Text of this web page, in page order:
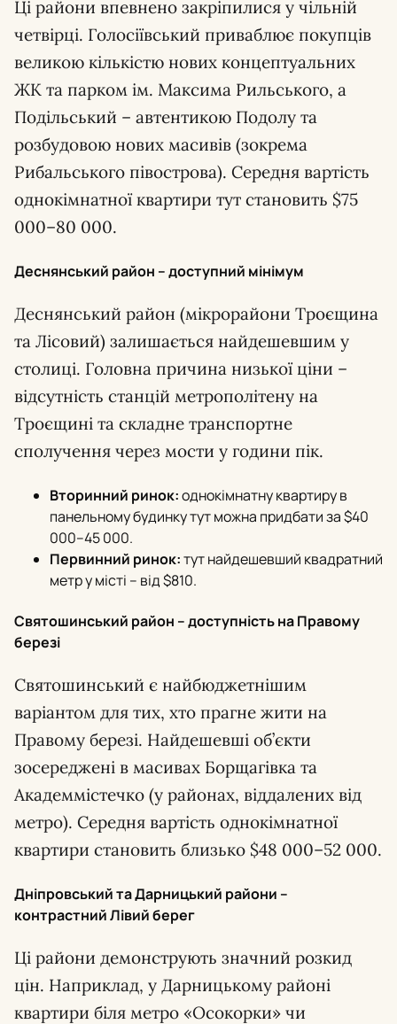
Ці райони впевнено закріпилися у чільній
четвірці. Голосіївський приваблює покупців
великою кількістю нових концептуальних
ЖК та парком ім. Максима Рильського, а
Подільський – автентикою Подолу та
розбудовою нових масивів (зокрема
Рибальського півострова). Середня вартість
однокімнатної квартири тут становить $75
000–80 000.
Деснянський район – доступний мінімум
Деснянський район (мікрорайони Троєщина
та Лісовий) залишається найдешевшим у
столиці. Головна причина низької ціни –
відсутність станцій метрополітену на
Троєщині та складне транспортне
сполучення через мости у години пік.
Вторинний ринок:однокімнатну квартиру в
панельному будинку тут можна придбати за $40
000–45 000.
Первинний ринок:тут найдешевший квадратний
метр у місті – від $810.
Святошинський район – доступність на Правому
березі
Святошинський є найбюджетнішим
варіантом для тих, хто прагне жити на
Правому березі. Найдешевші об’єкти
зосереджені в масивах Борщагівка та
Академмістечко (у районах, віддалених від
метро). Середня вартість однокімнатної
квартири становить близько $48 000–52 000.
Дніпровський та Дарницький райони –
контрастний Лівий берег
Ці райони демонструють значний розкид
цін. Наприклад, у Дарницькому районі
квартири біля метро «Осокорки» чи